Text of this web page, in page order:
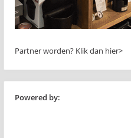
Partner worden? Klik dan hier>
Powered by: